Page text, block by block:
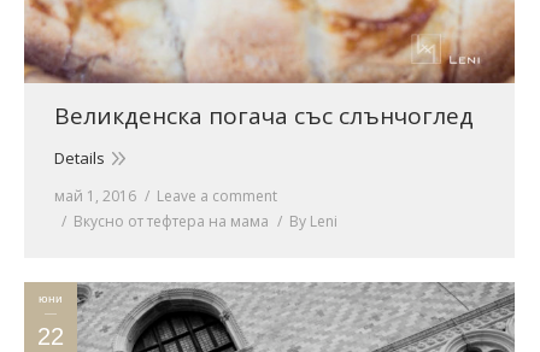
Великденска погача със слънчоглед
Details
май 1, 2016
Leave a comment
Вкусно от тефтера на мама
By Leni
юни
22